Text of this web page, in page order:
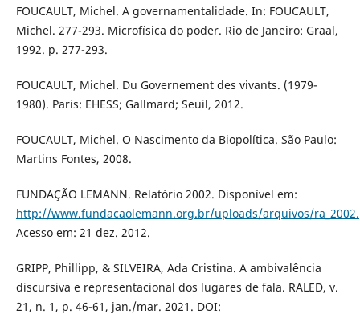
FOUCAULT, Michel. A governamentalidade. In: FOUCAULT,
Michel. 277-293. Microfísica do poder. Rio de Janeiro: Graal,
1992. p. 277-293.
FOUCAULT, Michel. Du Governement des vivants. (1979-
1980). Paris: EHESS; Gallmard; Seuil, 2012.
FOUCAULT, Michel. O Nascimento da Biopolítica. São Paulo:
Martins Fontes, 2008.
FUNDAÇÃO LEMANN. Relatório 2002. Disponível em:
http://www.fundacaolemann.org.br/uploads/arquivos/
Acesso em: 21 dez. 2012.
GRIPP, Phillipp, & SILVEIRA, Ada Cristina. A ambivalência
discursiva e representacional dos lugares de fala. RALED, v.
21, n. 1, p. 46-61, jan./mar. 2021. DOI: